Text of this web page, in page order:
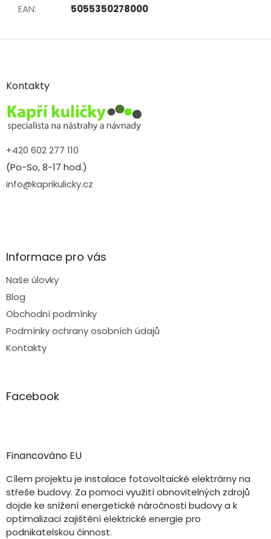
EAN: 5055350278000
Z
aKontakty
+420 602 277 110
(Po-So, 8-17 hod.)
info@kaprikulicky.cz
Informace pro vás
Naše úlovky
Blog
Obchodní podmínky
Podmínky ochrany osobních údajů
Kontakty
Facebook
Financováno EU
Cílem projektu je instalace fotovoltaické elektrárny na
střeše budovy. Za pomoci využití obnovitelných zdrojů
dojde ke snížení energetické náročnosti budovy a k
optimalizaci zajištění elektrické energie pro
podnikatelskou činnost.